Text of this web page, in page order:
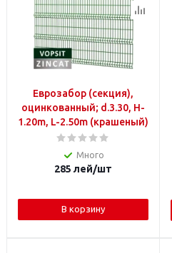
Еврозабор (секция),
оцинкованный; d.3.30, H-
1.20m, L-2.50m (крашеный)
Много
285 лей/шт
В корзину